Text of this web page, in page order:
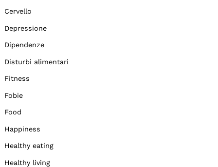
Cervello
Depressione
Dipendenze
Disturbi alimentari
Fitness
Fobie
Food
Happiness
Healthy eating
Healthy living